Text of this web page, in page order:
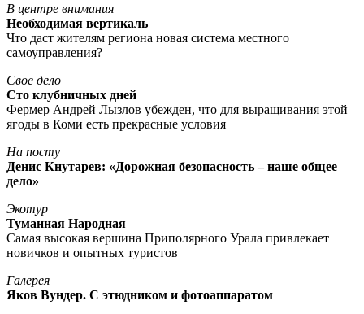
В центре внимания
Необходимая вертикаль
Что даст жителям региона новая система местного
самоуправления?
Свое дело
Сто клубничных дней
Фермер Андрей Лызлов убежден, что для выращивания этой
ягоды в Коми есть прекрасные условия
На посту
Денис Кнутарев: «Дорожная безопасность – наше общее
дело»
Экотур
Туманная Народная
Самая высокая вершина Приполярного Урала привлекает
новичков и опытных туристов
Галерея
Яков Вундер. С этюдником и фотоаппаратом